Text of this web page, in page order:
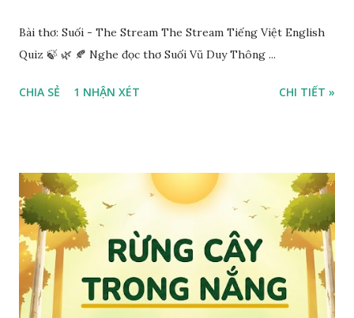
Bài thơ: Suối - The Stream The Stream Tiếng Việt English
Quiz 🍃 🌿 🍂 Nghe đọc thơ Suối Vũ Duy Thông ...
CHIA SẺ 1 NHẬN XÉT CHI TIẾT »